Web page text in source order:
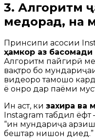
3. Алгоритм
медорад, на
Принсипи асосии
ҳамкорӣ аз
Алгоритм пайгирӣ
вақтро бо
видеоро тамошо
ё онро дар паёми
Ин аст, ки захира ва
Instagram табдил ёфт
“ин мундариҷа
бештар нишон диҳед.”